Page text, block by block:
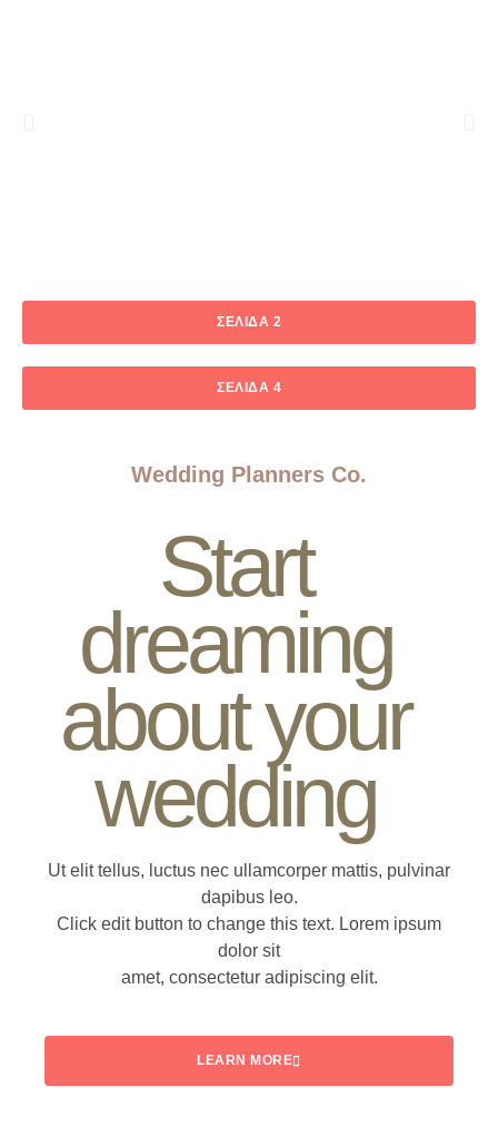
ΣΕΛΊΔΑ 2
ΣΕΛΊΔΑ 4
Wedding Planners Co.
Start
dreaming
about your
wedding
Ut elit tellus, luctus nec ullamcorper mattis, pulvinar
dapibus leo.
Click edit button to change this text. Lorem ipsum
dolor sit
amet, consectetur adipiscing elit.
LEARN MORE